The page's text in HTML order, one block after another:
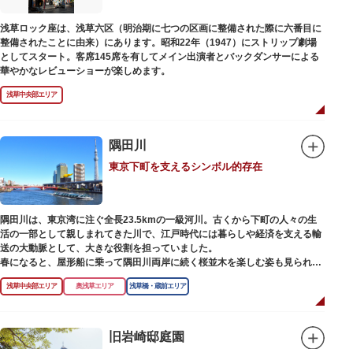
また、国立科学博物館では、日本およびアジアにおける科学系博物館の中核
施設として、調査研究、標本資料の収集・保管・活用、展示・学習支援を推
進。これらの活動を上野の本館、白金台の附属自然教育園、茨城県つくば市
の実験植物園や筑波研究施設（非公開）で展開しています。
浅草ロック座は、浅草六区（明治期に七つの区画に整備された際に六番目に
整備されたことに由来）にあります。昭和22年（1947）にストリップ劇場
としてスタート。客席145席を有してメイン出演者とバックダンサーによる
華やかなレビューショーが楽しめます。
浅草中央部エリア
隅田川
東京下町を支えるシンボル的存在
隅田川は、東京湾に注ぐ全長23.5kmの一級河川。古くから下町の人々の生
活の一部として親しまれてきた川で、江戸時代には暮らしや経済を支える輸
送の大動脈として、大きな役割を担っていました。
春になると、屋形船に乗って隅田川両岸に続く桜並木を楽しむ姿も見られ、
東京スカイツリーとのコラボレーションも、まさに絵になる光景です。ま
た、毎年7月の最終土曜日に開催される「隅田川花火大会」は、東京の夏の
川沿いには「隅田川テラス」と呼ばれる遊歩道も整備されています。心地よ
浅草中央部エリア 奥浅草エリア 浅草橋・蔵前エリア
旧岩崎邸庭園